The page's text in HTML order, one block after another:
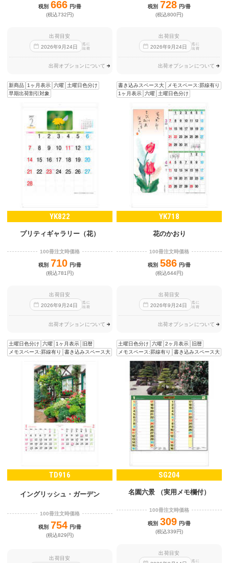
税別 666 円/冊
(税込732円)
出荷目安
2026年9 月24日
迄に
出荷
出荷オプションについて
新商品 1ヶ月表示 六曜 土曜日色分け
早期出荷割引対象
税別 728 円/冊
(税込800円)
出荷目安
2026年9 月24日
迄に
出荷
出荷オプションについて
書き込みスペース大
メモスペース:罫線有り
1ヶ月表示 六曜 土曜日色分け
YK822
プリティギャラリー（花）
100冊注文時価格
税別 710 円/冊
(税込781円)
出荷目安
2026年9 月24日
迄に
出荷
出荷オプションについて
土曜日色分け 六曜 1ヶ月表示
旧暦
メモスペース:罫線有り
書き込みスペース大
YK718
花のかおり
100冊注文時価格
税別 586 円/冊
(税込644円)
出荷目安
2026年9 月24日
迄に
出荷
出荷オプションについて
土曜日色分け 六曜 2ヶ月表示
旧暦
メモスペース:罫線有り
書き込みスペース大
TD916
イングリッシュ・ガーデン
100冊注文時価格
税別 754 円/冊
(税込829円)
出荷目安
SG204
名園六景 （実用メモ欄付）
100冊注文時価格
税別 309 円/冊
(税込339円)
出荷目安
迄に